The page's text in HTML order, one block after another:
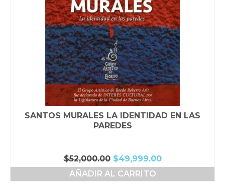
SANTOS MURALES LA IDENTIDAD EN LAS
PAREDES
$52,000.00 El
precio
original
$49,999.00El
precio
AÑADIR AL CARRITO